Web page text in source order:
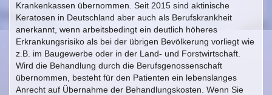
Krankenkassen übernommen. Seit 2015 sind aktinische
Keratosen in Deutschland aber auch als Berufskrankheit
anerkannt, wenn arbeitsbedingt ein deutlich höheres
Erkrankungsrisiko als bei der übrigen Bevölkerung vorliegt wie
z.B. im Baugewerbe oder in der Land- und Forstwirtschaft.
Wird die Behandlung durch die Berufsgenossenschaft
übernommen, besteht für den Patienten ein lebenslanges
Anrecht auf Übernahme der Behandlungskosten. Wenn Sie